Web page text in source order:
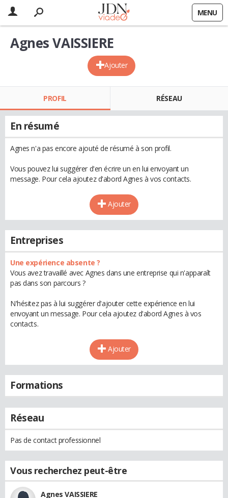
MENU
Ajouter
Agnes VAISSIERE
PROFIL RÉSEAU
En résumé
Agnes n'a pas encore ajouté de résumé à son profil.
Vous pouvez lui suggérer d'en écrire un en lui envoyant un
message. Pour cela ajoutez d'abord Agnes à vos contacts.
Ajouter
Entreprises
Une expérience absente ?
Vous avez travaillé avec Agnes dans une entreprise qui n'apparaît
pas dans son parcours ?
N'hésitez pas à lui suggérer d'ajouter cette expérience en lui
envoyant un message. Pour cela ajoutez d'abord Agnes à vos
contacts.
Ajouter
Formations
Réseau
Pas de contact professionnel
Vous recherchez peut-être
Agnes VAISSIERE